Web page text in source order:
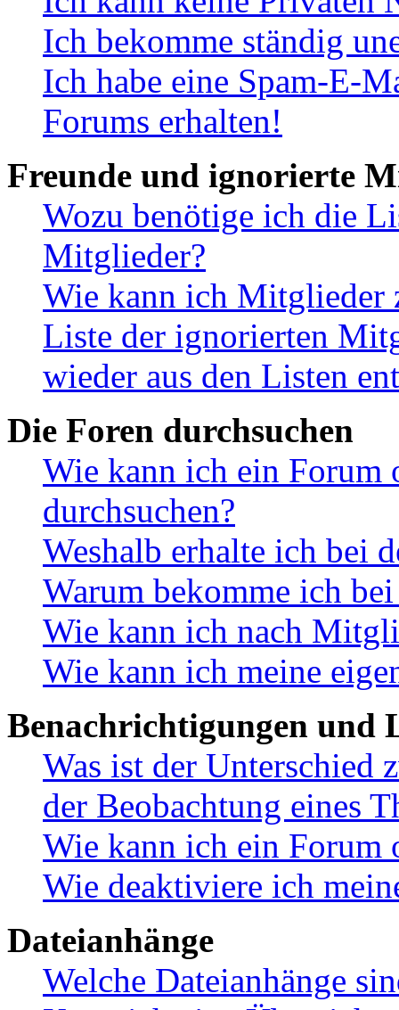
Ich bekomme ständig
Ich habe eine Spam-E-
Forums erhalten!
Freunde und ignorierte
Wozu benötige ich die
Mitglieder?
Wie kann ich Mitglieder
Liste der ignorierten
wieder aus den Listen
Die Foren durchsuchen
Wie kann ich ein Forum
durchsuchen?
Weshalb erhalte ich bei
Warum bekomme ich
Wie kann ich nach
Wie kann ich meine
Benachrichtigungen und
Was ist der Unterschied
der Beobachtung eines
Wie kann ich ein Forum
Wie deaktiviere ich
Dateianhänge
Welche Dateianhänge